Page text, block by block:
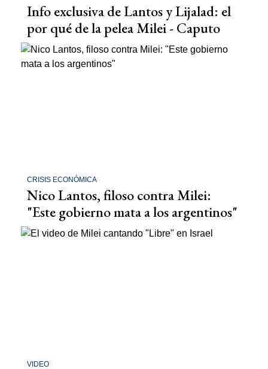
Info exclusiva de Lantos y Lijalad: el
por qué de la pelea Milei - Caputo
CRISIS ECONÓMICA
Nico Lantos, filoso contra Milei:
"Este gobierno mata a los argentinos"
VIDEO